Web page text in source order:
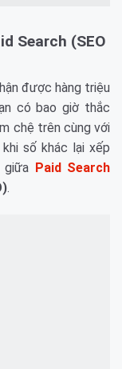
Search (SEO
được hàng triệu
có bao giờ thắc
chệ trên cùng với
số khác lại xếp
giữa Paid Search
.